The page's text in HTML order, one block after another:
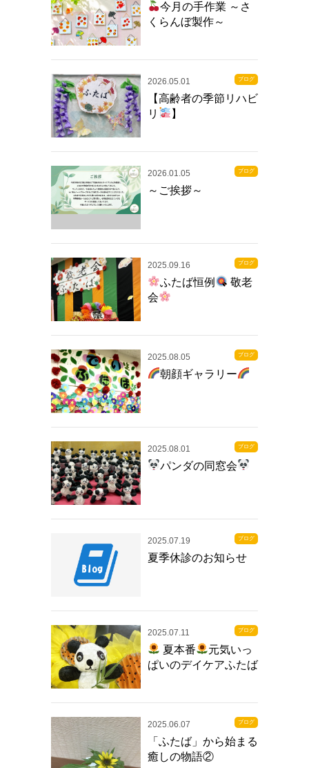
今月の手作業 ～さ
くらんぼ製作～
2026.05.01 ブログ
【高齢者の季節リハビ
リ
】
2026.01.05 ブログ
～ご挨拶～
2025.09.16 ブログ
ふたば恒例
敬老
会
2025.08.05 ブログ
朝顔ギャラリー
2025.08.01 ブログ
パンダの同窓会
2025.07.19 ブログ
夏季休診のお知らせ
2025.07.11 ブログ
夏本番
元気いっ
ぱいのデイケアふたば
2025.06.07 ブログ
「ふたば」から始まる
癒しの物語②